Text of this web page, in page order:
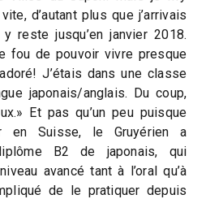
d’autant plus que j’arrivais
reste jusqu’en janvier 2018.
fou de pouvoir vivre presque
J’étais dans une classe
japonais/anglais. Du coup,
Et pas qu’un peu puisque
en Suisse, le Gruyérien a
B2 de japonais, qui
avancé tant à l’oral qu’à
de le pratiquer depuis